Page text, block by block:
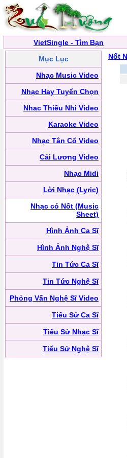
VietSingle - Tìm Bạn
Mục Lục
Nhạc Music Video
Nhạc Hay Tuyển Chọn
Nhạc Thiếu Nhi Video
Karaoke Video
Nhạc Tân Cổ Video
Cải Lương Video
Nhạc Midi
Lời Nhạc (Lyric)
Nhạc có Nốt (Music
Sheet)
Hình Ảnh Ca Sĩ
Hình Ảnh Nghệ Sĩ
Tin Tức Ca Sĩ
Tin Tức Nghệ Sĩ
Phỏng Vấn Nghệ Sĩ Video
Tiểu Sử Ca Sĩ
Tiểu Sử Nhạc Sĩ
Tiểu Sử Nghệ Sĩ
Nốt